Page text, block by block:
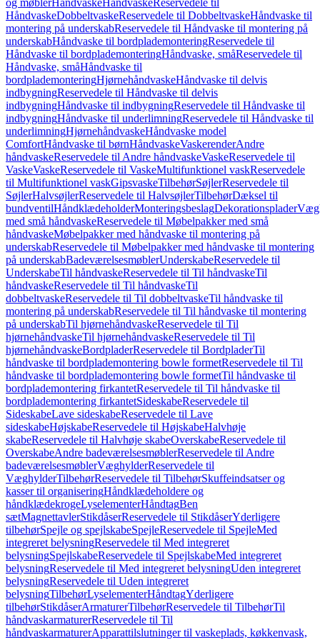
og møblerHåndvaskeHåndvaskeReservedele til
HåndvaskeDobbeltvaskeReservedele til DobbeltvaskeHåndvaske til
montering på underskabReservedele til Håndvaske til montering på
underskabHåndvaske til bordplademonteringReservedele til
Håndvaske til bordplademonteringHåndvaske, småReservedele til
Håndvaske, småHåndvaske til
bordplademonteringHjørnehåndvaskeHåndvaske til delvis
indbygningReservedele til Håndvaske til delvis
indbygningHåndvaske til indbygningReservedele til Håndvaske til
indbygningHåndvaske til underlimningReservedele til Håndvaske til
underlimningHjørnehåndvaskeHåndvaske model
ComfortHåndvaske til børnHåndvaskeVaskerenderAndre
håndvaskeReservedele til Andre håndvaskeVaskeReservedele til
VaskeVaskeReservedele til VaskeMultifunktionel vaskReservedele
til Multifunktionel vaskGipsvaskeTilbehørSøjlerReservedele til
SøjlerHalvsøjlerReservedele til HalvsøjlerTilbehørDæksel til
bundventilHåndklædeholderMonteringsbeslagDekorationsplader
med små håndvaskeReservedele til Møbelpakker med små
håndvaskeMøbelpakker med håndvaske til montering på
underskabReservedele til Møbelpakker med håndvaske til montering
på underskabBadeværelsesmøblerUnderskabeReservedele til
UnderskabeTil håndvaskeReservedele til Til håndvaskeTil
håndvaskeReservedele til Til håndvaskeTil
dobbeltvaskeReservedele til Til dobbeltvaskeTil håndvaske til
montering på underskabReservedele til Til håndvaske til montering
på underskabTil hjørnehåndvaskeReservedele til Til
hjørnehåndvaskeTil hjørnehåndvaskeReservedele til Til
hjørnehåndvaskeBordpladerReservedele til BordpladerTil
håndvaske til bordplademontering bowle formetReservedele til Til
håndvaske til bordplademontering bowle formetTil håndvaske til
bordplademontering firkantetReservedele til Til håndvaske til
bordplademontering firkantetSideskabeReservedele til
SideskabeLave sideskabeReservedele til Lave
sideskabeHøjskabeReservedele til HøjskabeHalvhøje
skabeReservedele til Halvhøje skabeOverskabeReservedele til
OverskabeAndre badeværelsesmøblerReservedele til Andre
badeværelsesmøblerVæghylderReservedele til
VæghylderTilbehørReservedele til TilbehørSkuffeindsatser og
kasser til organiseringHåndklædeholdere og
håndklædekrogeLyselementerHåndtagBen
sætMagnettavlerStikdåserReservedele til StikdåserYderligere
tilbehørSpejle og spejlskabeSpejleReservedele til SpejleMed
integreret belysningReservedele til Med integreret
belysningSpejlskabeReservedele til SpejlskabeMed integreret
belysningReservedele til Med integreret belysningUden integreret
belysningReservedele til Uden integreret
belysningTilbehørLyselementerHåndtagYderligere
tilbehørStikdåserArmaturerTilbehørReservedele til TilbehørTil
håndvaskarmaturerReservedele til Til
håndvaskarmaturerApparattilslutninger til vaskeplads, køkkenvask,